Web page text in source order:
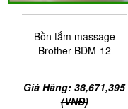
Bồn tắm massage
Brother BDM-12
Giá Hãng: 38,671,395
(VNĐ)